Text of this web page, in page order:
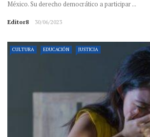
México. Su derecho democrático a participar ...
Editor8 30/06/2023
CULTURA EDUCACIÓN JUSTICIA